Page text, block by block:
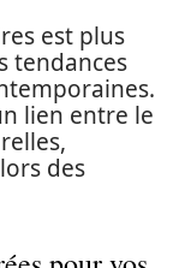
est plus
tendances
lien entre le
des